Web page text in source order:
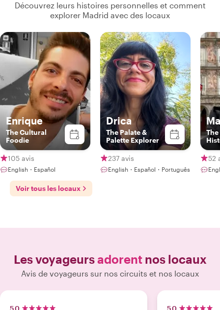
Découvrez leurs histoires personnelles et comment
explorer Madrid avec des locaux
Enrique
The Cultural
Foodie
105 avis
English・Español
Drica
The Palate &
Palette Explorer
237 avis
English・Español・Português
52
Voir tous les locaux
Les voyageursadorentnos locaux
Avis de voyageurs sur nos circuits et nos locaux
5.0 5.0